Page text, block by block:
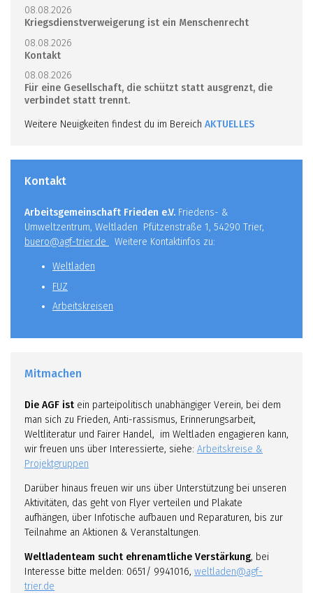
08.08.2026
Kriegsdienstverweigerung ist ein Menschenrecht
08.08.2026
Kontakt
08.08.2026
Für eine Gesellschaft, die schützt statt ausgrenzt, die
verbindet statt trennt.
Weitere Neuigkeiten findest du im Bereich AKTUELLES
Kontakt
Arbeitsgemeinschaft Frieden e.V. Friedens- &
Umweltzentrum, Weltladen Pfützenstraße 1, 54290 Trier,
buero@agf-trier.de
Weitere Kontaktinfos zu:
Weltladen
FUZ
Arbeitskreisen
Mitmachen
Die AGF ist ein parteipolitisch unabhängiger Verein, bei dem
man sich zu Frieden, Anti-rassismus, Erinnerungsarbeit,
Weltliteratur und Fairer Handel, im Weltladen engagieren kann,
wir freuen uns über Interessierte, siehe: Arbeitskreise &
Projektgruppen
Darüber hinaus freuen wir uns über Unterstützung bei unseren
Aktivitäten, das geht von Flyer verteilen und Plakate
aufhängen, über Infotische aufbauen und Reparaturen, bis zur
Teilnahme an Aktionen & Veranstaltungen.
Weltladenteam sucht ehrenamtliche Verstärkung, bei
Interesse bitte melden: 0651/ 9941016, weltladen@agf-
trier.de